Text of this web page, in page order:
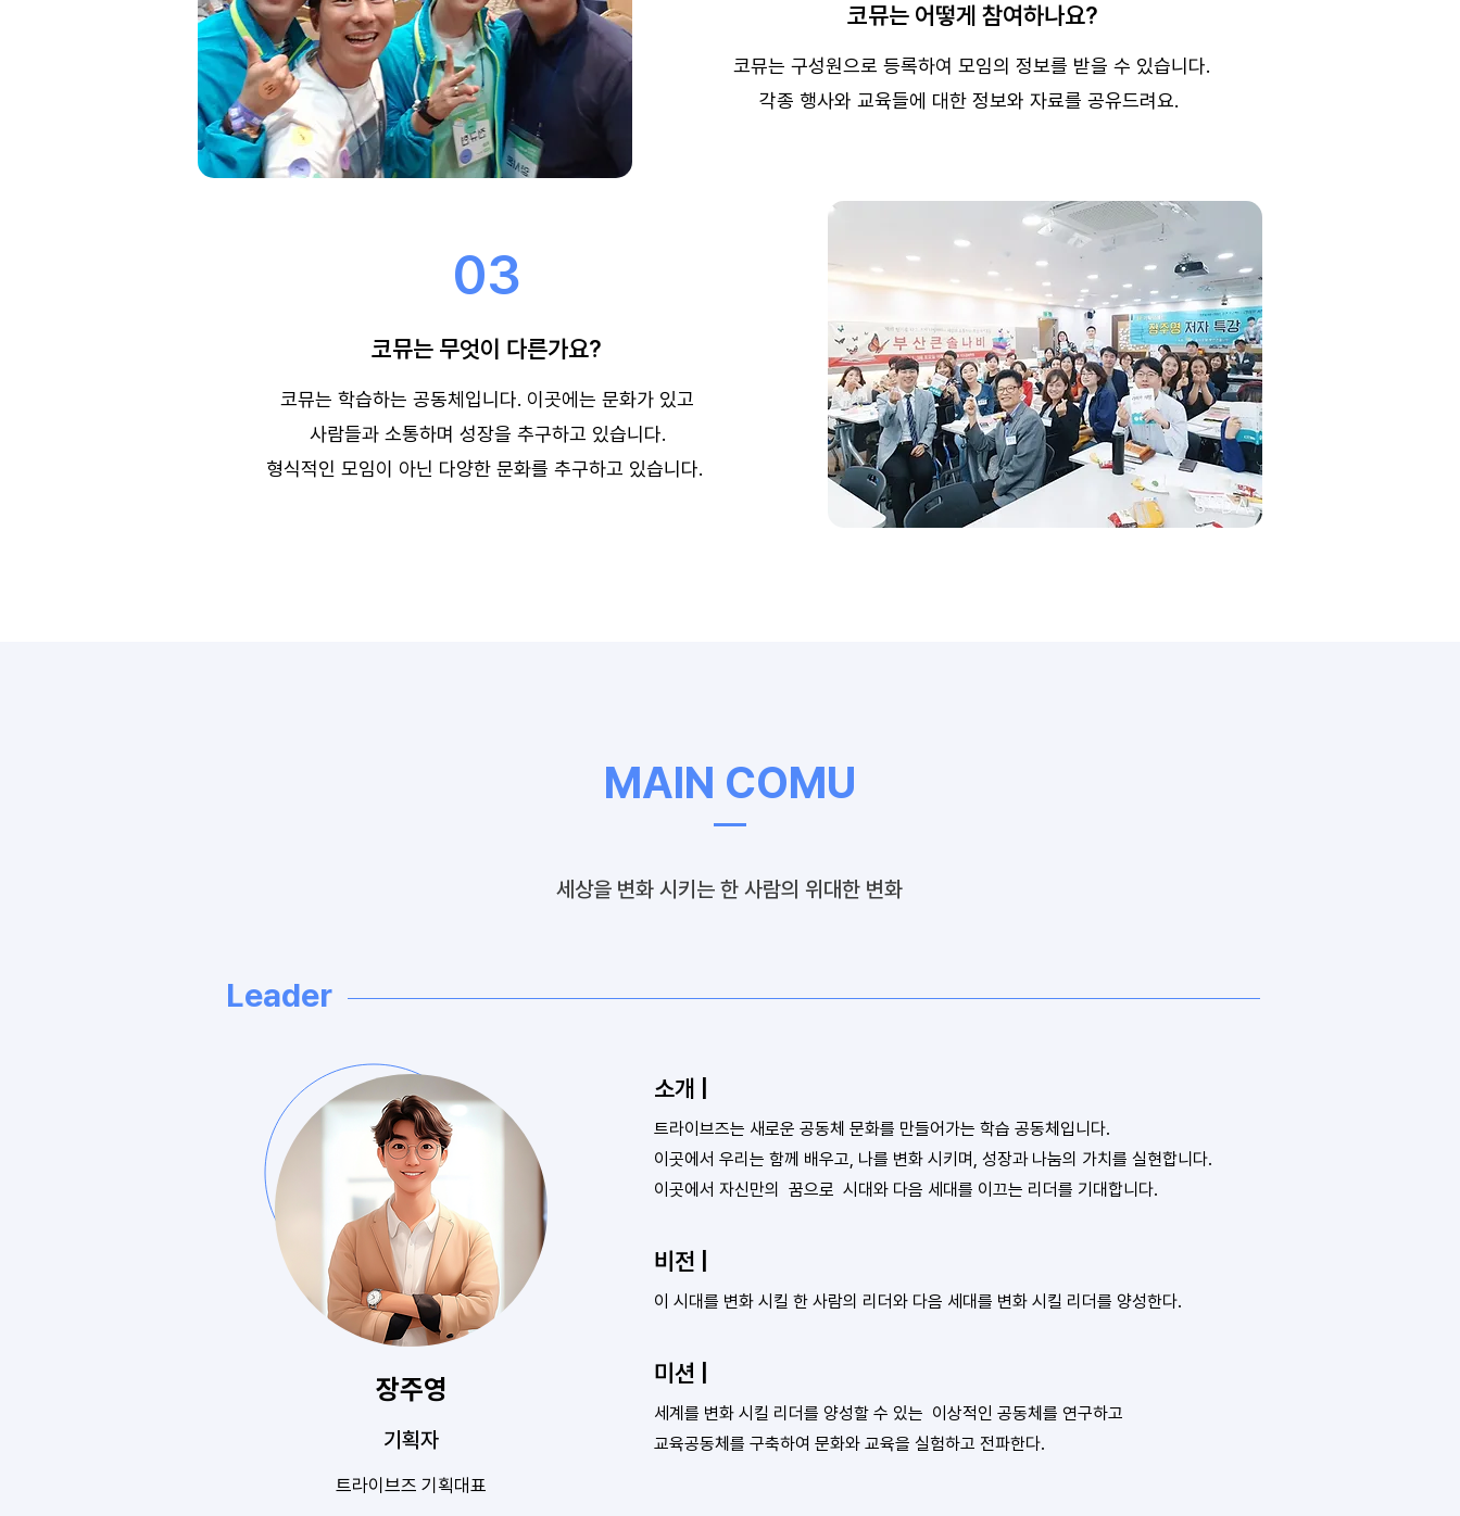
코뮤는 어떻게 참여하나요?
​코뮤는 구성원으로 등록하여 모임의 정보를 받을 수 있습니다.
​각종 행사와 교육들에 대한 정보와 자료를 공유드려요.
03
코뮤는 무엇이 다른가요?
​코뮤는 학습하는 공동체입니다. 이곳에는 문화가 있고
사람들과 소통하며 성장을 추구하고 있습니다.
형식적인 모임이 아닌 다양한 문화를 추구하고 있습니다.
MAIN COMU
세상을 변화 시키는 한 사람의 위대한 변화
Leader
장주영
기획자
트라이브즈 기획대표
소개 |
트라이브즈는 새로운 공동체 문화를 만들어가는 학습 공동체입니다.
이곳에서 우리는 함께 배우고, 나를 변화 시키며, 성장과 나눔의 가치를 실현합니다.
이곳에서 자신만의 꿈으로 시대와 다음 세대를 이끄는 리더를 기대합니다.
비전 |
이 시대를 변화 시킬 한 사람의 리더와 다음 세대를 변화 시킬 리더를 양성한다.
미션 |
세계를 변화 시킬 리더를 양성할 수 있는 이상적인 공동체를 연구하고
교육공동체를 구축하여 문화와 교육을 실험하고 전파한다.